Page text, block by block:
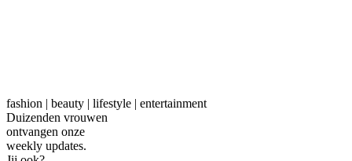
fashion | beauty | lifestyle | entertainment
Duizenden vrouwen
ontvangen onze
weekly updates.